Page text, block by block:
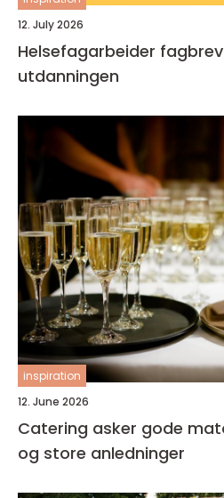
12. July 2026
Helsefagarbeider fagbrev slik lykkes du med
utdanningen
inspiration
12. June 2026
Catering asker gode matopplevelser til små
og store anledninger